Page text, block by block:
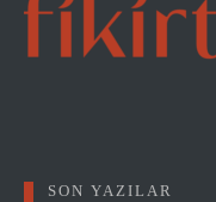
SON YAZILAR